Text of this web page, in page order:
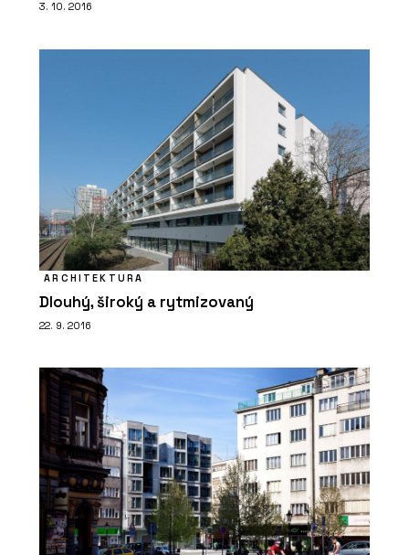
3. 10. 2016
ARCHITEKTURA
Dlouhý, široký a rytmizovaný
22. 9. 2016